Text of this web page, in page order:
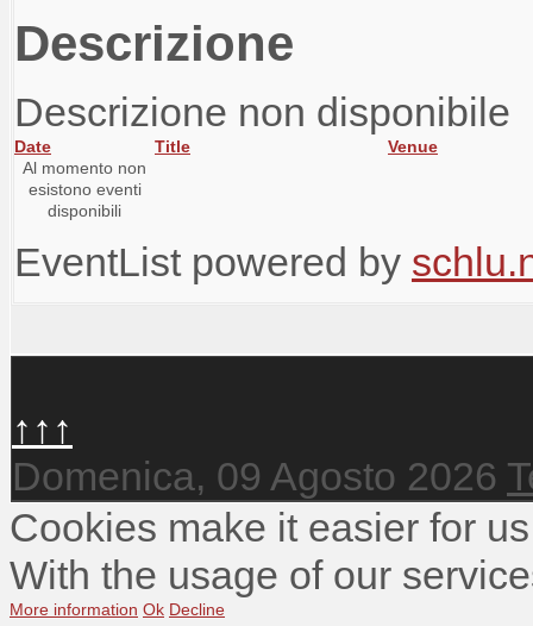
Descrizione
Descrizione non disponibile
Date Title
Venue
Al momento non
esistono eventi
disponibili
EventList powered by
↑↑↑
Domenica, 09 Agosto 2026
Cookies make it easier for
With the usage of our
More information Ok Decline